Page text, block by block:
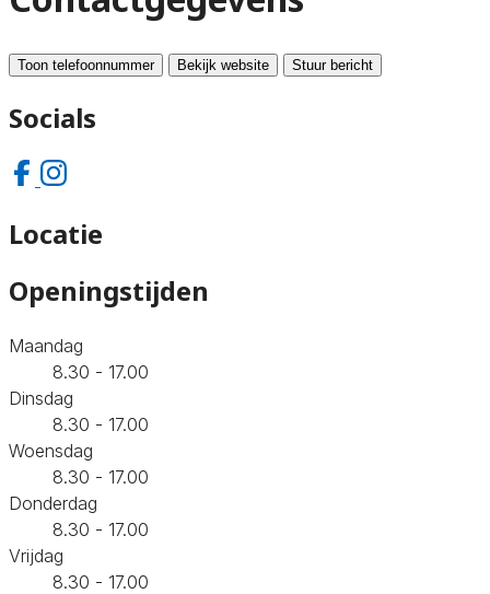
Toon telefoonnummer Bekijk website Stuur bericht
Socials
Locatie
Openingstijden
Maandag
8.30 - 17.00
Dinsdag
8.30 - 17.00
Woensdag
8.30 - 17.00
Donderdag
8.30 - 17.00
Vrijdag
8.30 - 17.00